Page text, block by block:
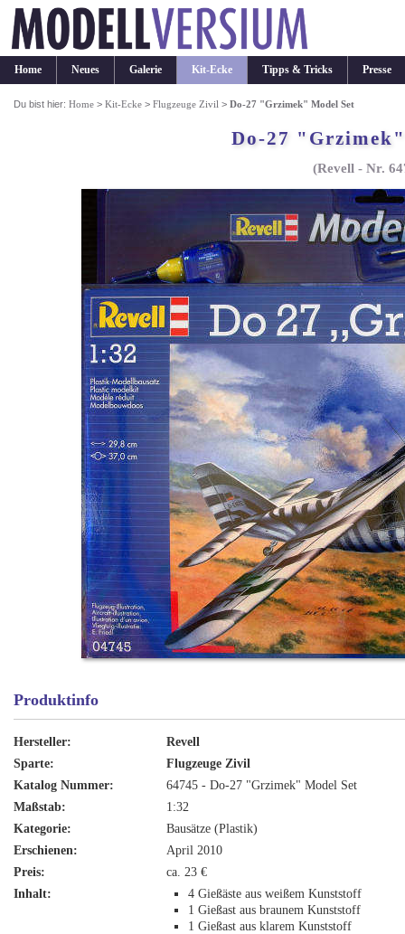
Home Neues Galerie Kit-Ecke Tipps & Tricks Presse
Du bist hier:Home >Kit-Ecke >Flugzeuge Zivil >Do-27 "Grzimek" Model Set
Do-27
(Revell - Nr.
Produktinfo
Hersteller:
Revell
Sparte:
Flugzeuge Zivil
Katalog Nummer:
64745 - Do-27 "Grzimek" Model Set
Maßstab:
1:32
Kategorie:
Bausätze (Plastik)
Erschienen:
April 2010
Preis:
ca. 23 €
Inhalt:
4 Gießäste aus weißem Kunststoff
1 Gießast aus braunem Kunststoff
1 Gießast aus klarem Kunststoff